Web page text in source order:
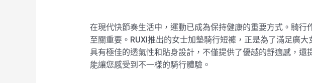
在現代快節奏生活中，運動已成為保持健康的重要方式。騎
至關重要。RUXI推出的女士加墊騎行短褲，正是為了滿足廣
具有極佳的透氣性和貼身設計，不僅提供了優越的舒適感，
能讓您感受到不一樣的騎行體驗。